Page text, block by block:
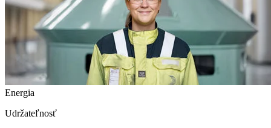
Energia
Udržateľnosť